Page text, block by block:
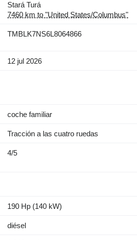
Stará Turá
7460 km to "United States/Columbus"
TMBLK7NS6L8064866
12 jul 2026
coche familiar
Tracción a las cuatro ruedas
4/5
190 Hp (140 kW)
diésel